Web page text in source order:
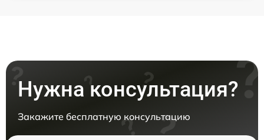
Нужна консультация?
Закажите бесплатную консультацию